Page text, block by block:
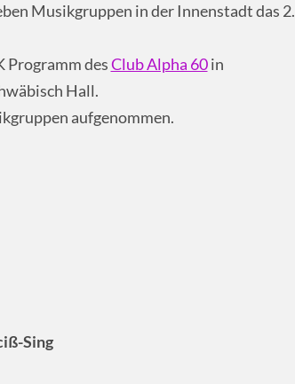
Musikgruppen in der Innenstadt das 2.
Programm desClub Alpha 60in
Hall.
aufgenommen.
Sing